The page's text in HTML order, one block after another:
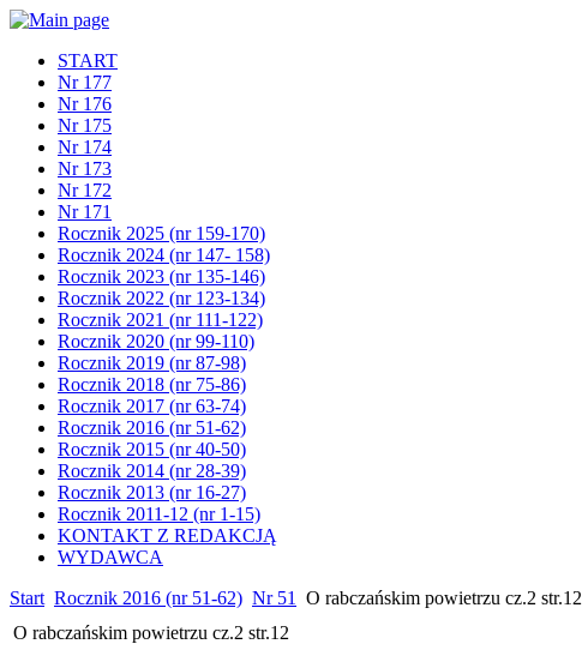
START
Nr 177
Nr 176
Nr 175
Nr 174
Nr 173
Nr 172
Nr 171
Rocznik 2025 (nr 159-170)
Rocznik 2024 (nr 147- 158)
Rocznik 2023 (nr 135-146)
Rocznik 2022 (nr 123-134)
Rocznik 2021 (nr 111-122)
Rocznik 2020 (nr 99-110)
Rocznik 2019 (nr 87-98)
Rocznik 2018 (nr 75-86)
Rocznik 2017 (nr 63-74)
Rocznik 2016 (nr 51-62)
Rocznik 2015 (nr 40-50)
Rocznik 2014 (nr 28-39)
Rocznik 2013 (nr 16-27)
Rocznik 2011-12 (nr 1-15)
KONTAKT Z REDAKCJĄ
WYDAWCA
Start Rocznik 2016 (nr 51-62) Nr 51
O rabczańskim powietrzu cz.2 str.12
O rabczańskim powietrzu cz.2 str.12